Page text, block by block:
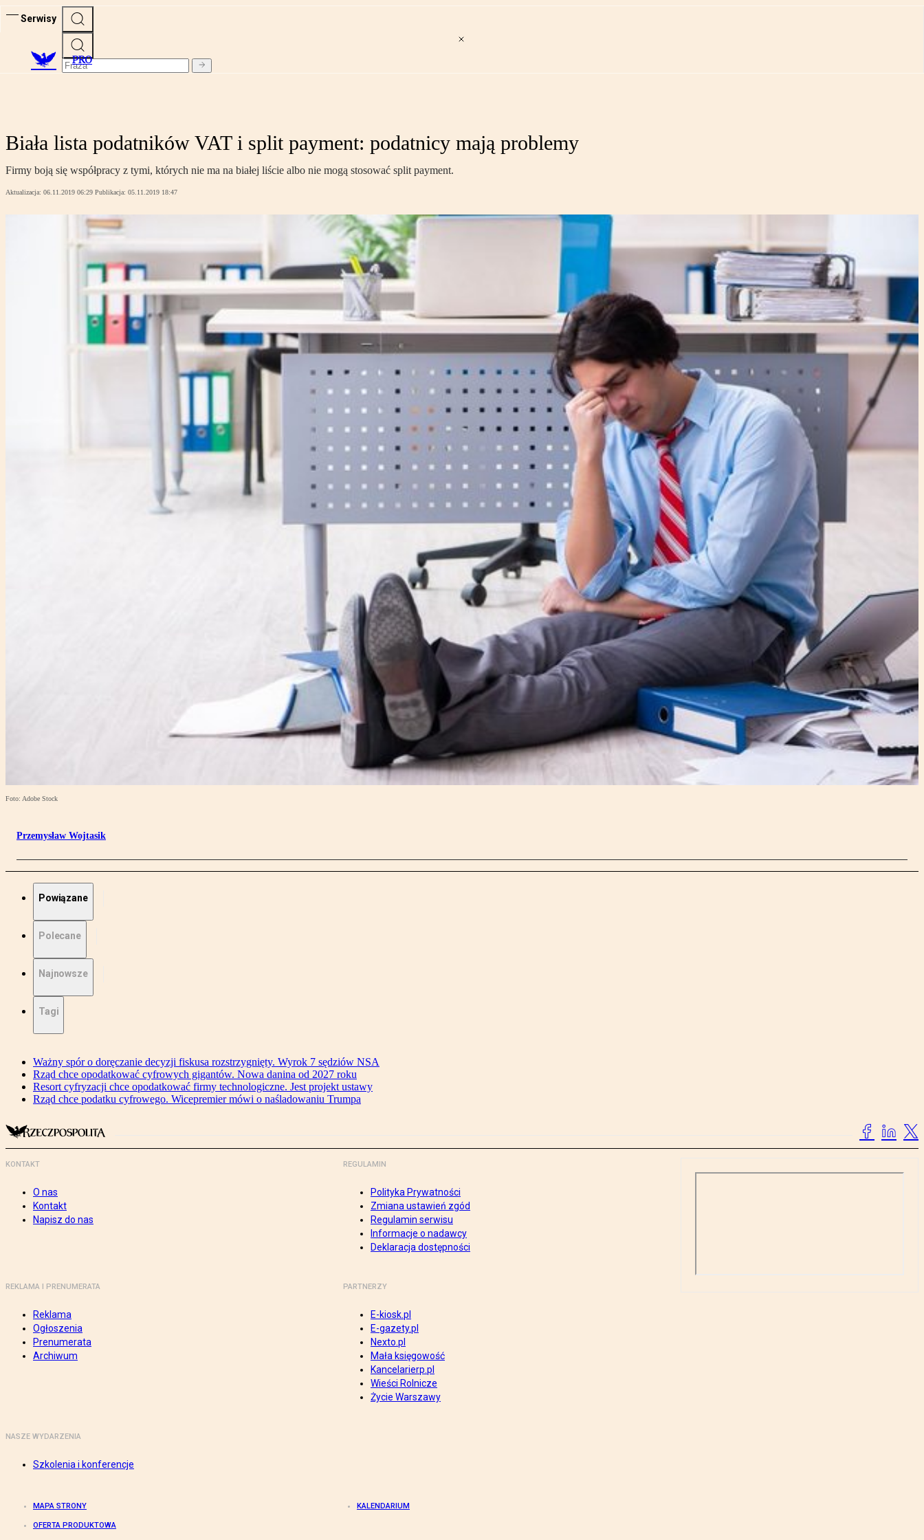
Serwisy
PRO
Biała lista podatników VAT i split payment: podatnicy mają problemy
Firmy boją się współpracy z tymi, których nie ma na białej liście albo nie mogą stosować split payment.
Aktualizacja: 06.11.2019 06:29 Publikacja: 05.11.2019 18:47
Foto: Adobe Stock
Przemysław Wojtasik
Powiązane
Polecane
Najnowsze
Tagi
Ważny spór o doręczanie decyzji fiskusa rozstrzygnięty. Wyrok 7 sędziów NSA
Rząd chce opodatkować cyfrowych gigantów. Nowa danina od 2027 roku
Resort cyfryzacji chce opodatkować firmy technologiczne. Jest projekt ustawy
Rząd chce podatku cyfrowego. Wicepremier mówi o naśladowaniu Trumpa
KONTAKT
O nas
Kontakt
Napisz do nas
REGULAMIN
Polityka Prywatności
Zmiana ustawień zgód
Regulamin serwisu
Informacje o nadawcy
Deklaracja dostępności
REKLAMA I PRENUMERATA
Reklama
Ogłoszenia
Prenumerata
Archiwum
PARTNERZY
E-kiosk.pl
E-gazety.pl
Nexto.pl
Mała księgowość
Kancelarierp.pl
Wieści Rolnicze
Życie Warszawy
NASZE WYDARZENIA
Szkolenia i konferencje
MAPA STRONY KALENDARIUM
OFERTA PRODUKTOWA